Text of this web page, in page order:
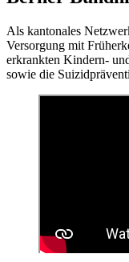
Als kantonales
Versorgung mit
erkrankten Kindern-
sowie die